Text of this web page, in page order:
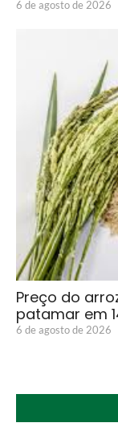
6 de agosto de 2026
Preço do
patamar em
6 de agosto de 2026